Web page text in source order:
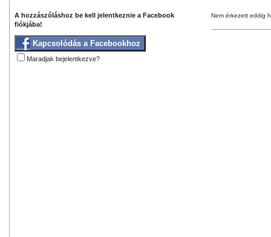
A hozzászóláshoz be kell jelentkeznie a Facebook
fiókjába!
Kapcsolódás a Facebookhoz
Maradjak bejelentkezve?
Nem érkezett eddig